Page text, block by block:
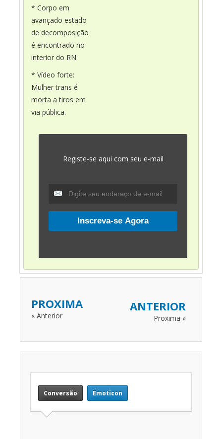
* Corpo em
avançado estado
de decomposição
é encontrado no
interior do RN.
* Vídeo forte:
Mulher trans é
morta a tiros em
via pública.
Registe-se aqui com seu e-mail
PROXIMA
« Anterior
ANTERIOR
Proxima »
Conversão Emoticon